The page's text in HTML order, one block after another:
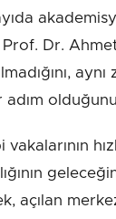
Prof. Dr.
açılan